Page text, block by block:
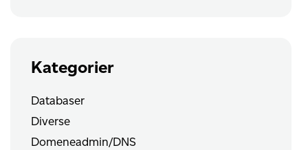
Kategorier
Databaser
Diverse
Domeneadmin/DNS